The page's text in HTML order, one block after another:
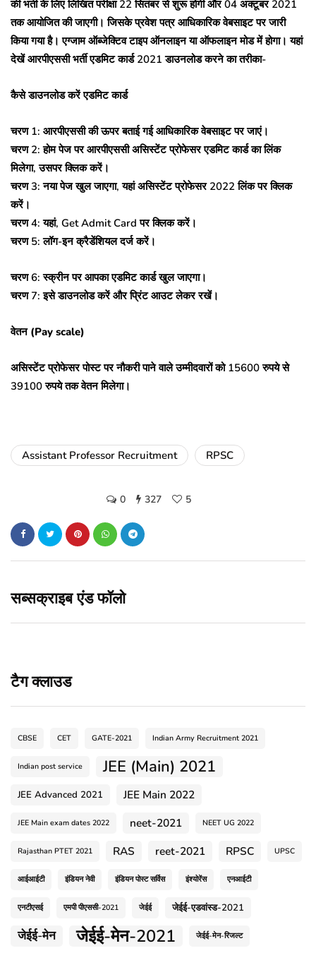
की भर्ती के लिए लिखित परीक्षा 22 सितंबर से शुरू होगी और 04 अक्टूबर 2021
तक आयोजित की जाएगी। जिसके प्रवेश पत्र आधिकारिक वेबसाइट पर जारी
किया गया है। एग्जाम ऑब्जेक्टिव टाइप ऑनलाइन या ऑफलाइन मोड में होगा। यहां
देखें आरपीएससी भर्ती एडमिट कार्ड 2021 डाउनलोड करने का तरीका-
कैसे डाउनलोड करें एडमिट कार्ड
चरण 1: आरपीएससी की ऊपर बताई गई आधिकारिक वेबसाइट पर जाएं।
चरण 2: होम पेज पर आरपीएससी असिस्टेंट प्रोफेसर एडमिट कार्ड का लिंक
मिलेगा, उसपर क्लिक करें।
चरण 3: नया पेज खुल जाएगा, यहां असिस्टेंट प्रोफेसर 2022 लिंक पर क्लिक
करें।
चरण 4: यहां, Get Admit Card पर क्लिक करें।
चरण 5: लॉग-इन क्रैडेंशियल दर्ज करें।
चरण 6: स्क्रीन पर आपका एडमिट कार्ड खुल जाएगा।
चरण 7: इसे डाउनलोड करें और प्रिंट आउट लेकर रखें।
वेतन (Pay scale)
असिस्टेंट प्रोफेसर पोस्ट पर नौकरी पाने वाले उम्मीदवारों को 15600 रुपये से
39100 रुपये तक वेतन मिलेगा।
Assistant Professor Recruitment RPSC
0 327 5
सब्सक्राइब एंड फॉलो
टैग क्लाउड
CBSE CET GATE-2021 Indian Army Recruitment 2021
Indian post service JEE (Main) 2021
JEE Advanced 2021 JEE Main 2022
JEE Main exam dates 2022 neet-2021 NEET UG 2022
Rajasthan PTET 2021 RAS reet-2021 RPSC UPSC
आईआईटी इंडियन नेवी इंडियन पोस्ट सर्विस इंश्योरेंस एनआईटी
एनटीएसई एमपी पीएससी-2021 जेईई जेईई-एडवांस्ड-2021
जेईई-मेन जेईई-मेन-2021 जेईई-मेन-रिजल्ट